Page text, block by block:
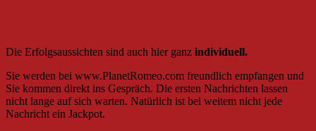
Die Erfolgsaussichten sind auch hier ganz individuell.
Sie werden bei www.PlanetRomeo.com freundlich empfangen und
Sie kommen direkt ins Gespräch. Die ersten Nachrichten lassen
nicht lange auf sich warten. Natürlich ist bei weitem nicht jede
Nachricht ein Jackpot.